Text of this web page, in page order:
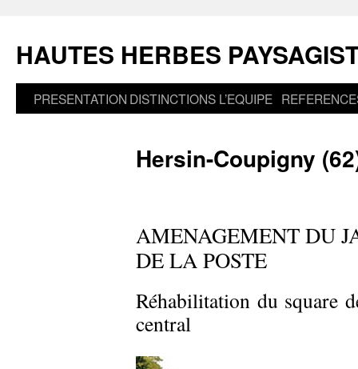
contenu
HAUTES HERBES
PRESENTATION DISTINCTIONS L’EQUIPE
Hersin-Coupigny
AMENAGEMENT DU
DE LA POSTE
Réhabilitation du square
central